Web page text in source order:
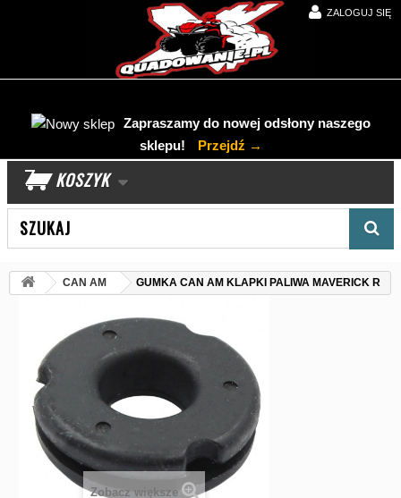
ZALOGUJ SIĘ
Zapraszamy do nowej odsłony naszego
sklepu!
Przejdź →
KOSZYK
CAN AM GUMKA CAN AM KLAPKI PALIWA MAVERICK R
Zobacz większe